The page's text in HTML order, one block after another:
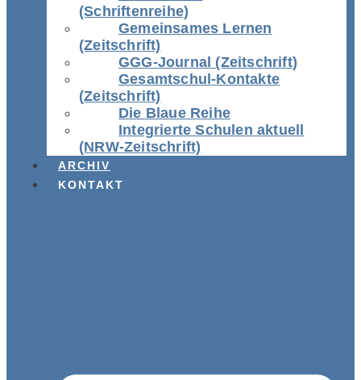
(Schriftenreihe)
Gemeinsames Lernen
(Zeitschrift)
GGG-Journal (Zeitschrift)
Gesamtschul-Kontakte
(Zeitschrift)
Die Blaue Reihe
Integrierte Schulen aktuell
(NRW-Zeitschrift)
ARCHIV
KONTAKT